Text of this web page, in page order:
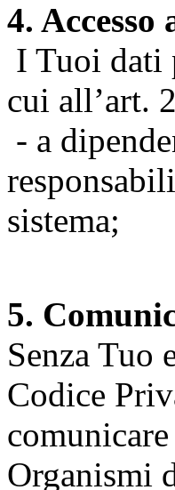
4. Accesso
I Tuoi dati
cui all’art.
- a
sistema;
5.
Senza Tuo
Codice
Organismi